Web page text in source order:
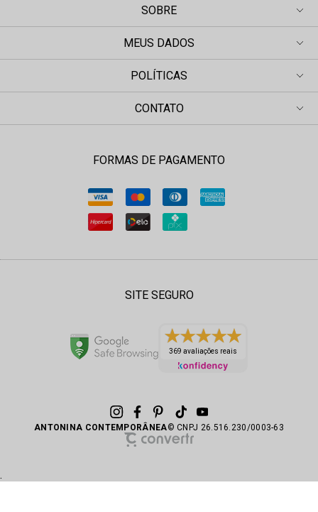
SOBRE
MEUS DADOS
POLÍTICAS
CONTATO
FORMAS DE PAGAMENTO
SITE SEGURO
369 avaliações reais
ANTONINA CONTEMPORÂNEA© CNPJ 26.516.230/0003-63
.